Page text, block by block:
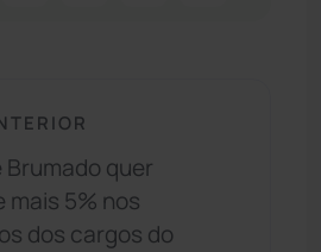
quer
5% nos
dos cargos do